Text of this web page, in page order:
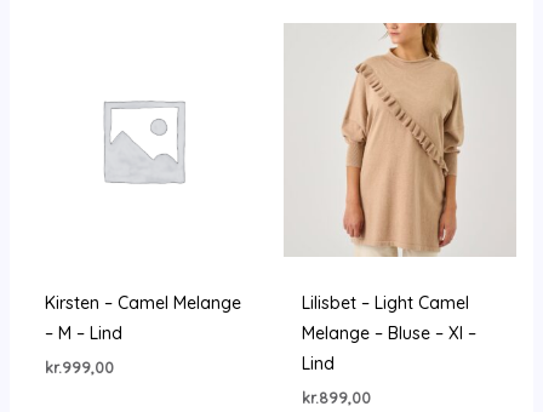
Kirsten – Camel Melange
– M – Lind
kr.999,00
Lilisbet – Light Camel
Melange – Bluse – Xl –
Lind
kr.899,00